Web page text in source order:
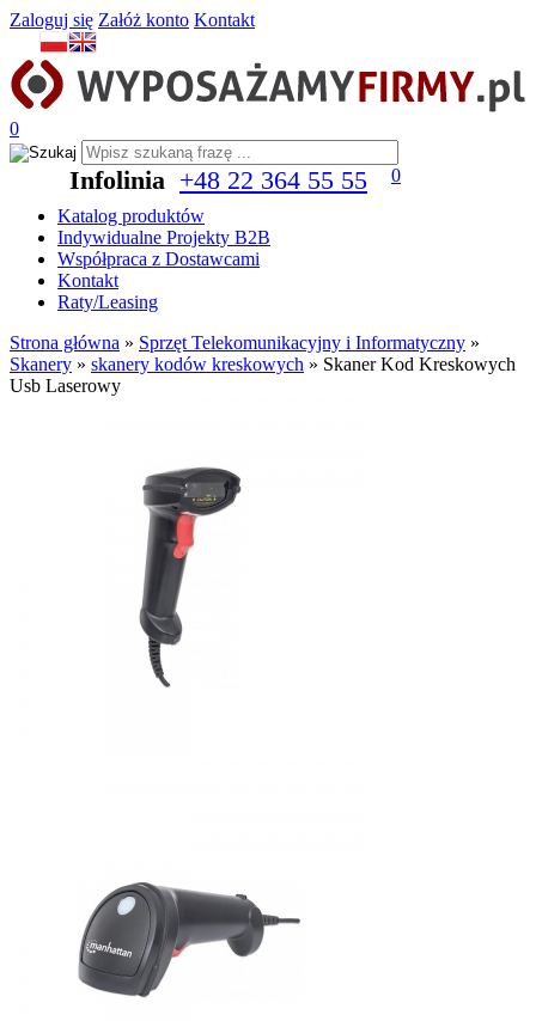
Zaloguj się Załóż konto Kontakt
0
Infolinia +48 22 364 55 55
0
Katalog produktów
Indywidualne Projekty B2B
Współpraca z Dostawcami
Kontakt
Raty/Leasing
Strona główna » Sprzęt Telekomunikacyjny i Informatyczny »
Skanery » skanery kodów kreskowych » Skaner Kod Kreskowych
Usb Laserowy